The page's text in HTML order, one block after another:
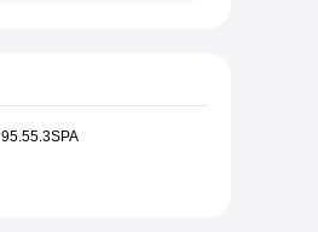
95.55.3SPA